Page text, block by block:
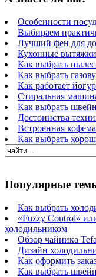
Особенности
Выбираем
Лучший фен для
Кухонные вытяжки
Как выбрать
Как выбрать
Как работает
Стиральная
Как выбрать
Достоинства
Встроенная
Как выбрать
Популярные
Как выбрать
«Fuzzy Control»
холодильником
Обзор чайника
Дизайн
Как оформить
Как выбрать